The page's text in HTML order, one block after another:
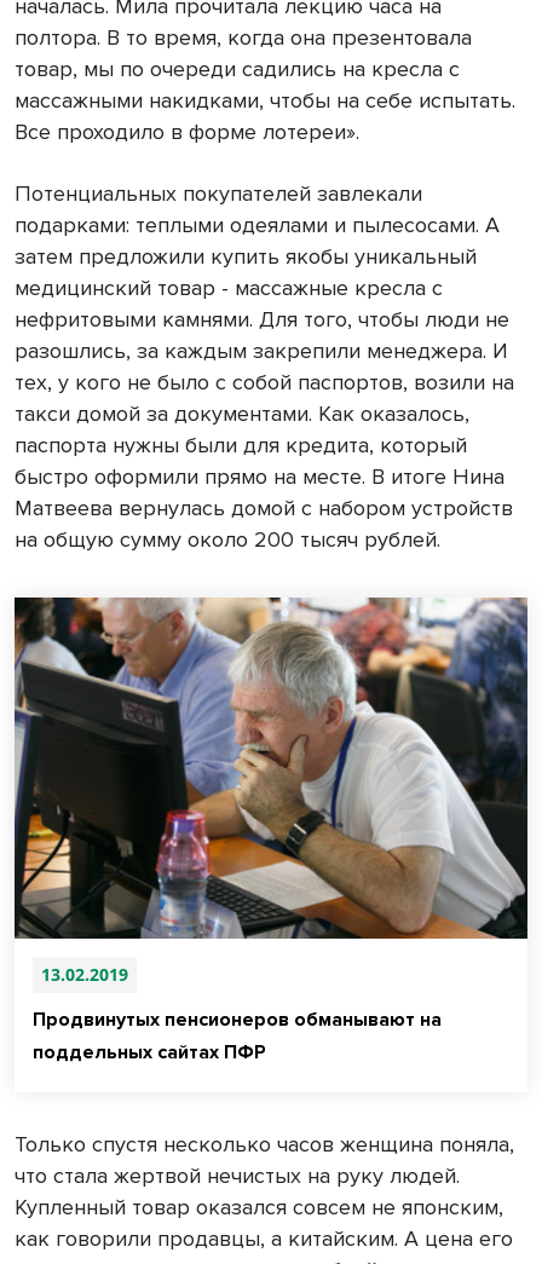
началась. Мила прочитала лекцию часа на
полтора. В то время, когда она презентовала
товар, мы по очереди садились на кресла с
массажными накидками, чтобы на себе испытать.
Все проходило в форме лотереи».
Потенциальных покупателей завлекали
подарками: теплыми одеялами и пылесосами. А
затем предложили купить якобы уникальный
медицинский товар - массажные кресла с
нефритовыми камнями. Для того, чтобы люди не
разошлись, за каждым закрепили менеджера. И
тех, у кого не было с собой паспортов, возили на
такси домой за документами. Как оказалось,
паспорта нужны были для кредита, который
быстро оформили прямо на месте. В итоге Нина
Матвеева вернулась домой с набором устройств
на общую сумму около 200 тысяч рублей.
13.02.2019
Продвинутых пенсионеров обманывают на
поддельных сайтах ПФР
Только спустя несколько часов женщина поняла,
что стала жертвой нечистых на руку людей.
Купленный товар оказался совсем не японским,
как говорили продавцы, а китайским. А цена его